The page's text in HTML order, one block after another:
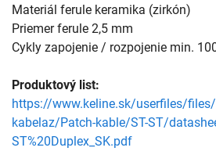
Materiál ferule keramika (zirkón)
Priemer ferule 2,5 mm
Cykly zapojenie / rozpojenie min.
Produktový list:
https://www.keline.sk/userfiles/
kabelaz/Patch-kable/ST-ST/
ST%20Duplex_SK.pdf